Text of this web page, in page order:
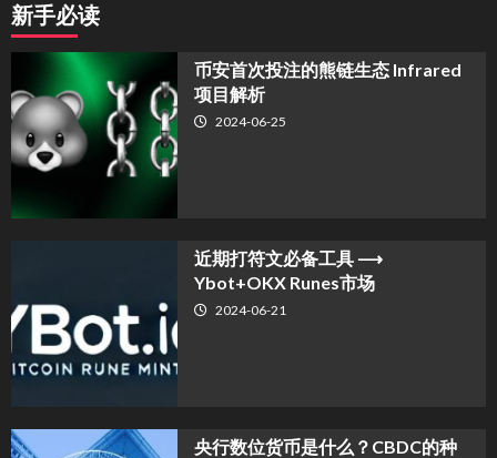
新手必读
币安首次投注的熊链生态 Infrared
项目解析
2024-06-25
近期打符文必备工具 ⟶
Ybot+OKX Runes市场
2024-06-21
央行数位货币是什么？CBDC的种